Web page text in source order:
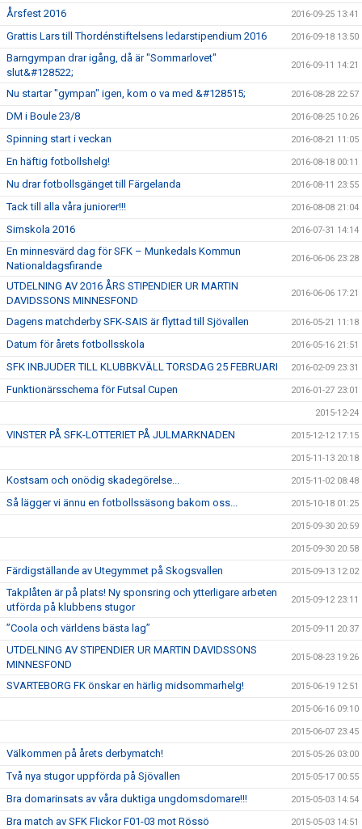
Årsfest 2016 2016-09-25 13:41
Grattis Lars till Thordénstiftelsens ledarstipendium 2016 2016-09-18 13:50
Barngympan drar igång, då är "Sommarlovet"
slut&#128522;
2016-09-11 14:21
Nu startar "gympan" igen, kom o va med &#128515; 2016-08-28 22:57
DM i Boule 23/8 2016-08-25 10:26
Spinning start i veckan 2016-08-21 11:05
En häftig fotbollshelg! 2016-08-18 00:11
Nu drar fotbollsgänget till Färgelanda 2016-08-11 23:55
Tack till alla våra juniorer!!! 2016-08-08 21:04
Simskola 2016 2016-07-31 14:14
En minnesvärd dag för SFK – Munkedals Kommun
Nationaldagsfirande
2016-06-06 23:28
UTDELNING AV 2016 ÅRS STIPENDIER UR MARTIN
DAVIDSSONS MINNESFOND
2016-06-06 17:21
Dagens matchderby SFK-SAIS är flyttad till Sjövallen 2016-05-21 11:18
Datum för årets fotbollsskola 2016-05-16 21:51
SFK INBJUDER TILL KLUBBKVÄLL TORSDAG 25 FEBRUARI 2016-02-09 23:31
Funktionärsschema för Futsal Cupen 2016-01-27 23:01
2015-12-24
VINSTER PÅ SFK-LOTTERIET PÅ JULMARKNADEN 2015-12-12 17:15
2015-11-13 20:18
Kostsam och onödig skadegörelse... 2015-11-02 08:48
Så lägger vi ännu en fotbollssäsong bakom oss... 2015-10-18 01:25
2015-09-30 20:59
2015-09-30 20:58
Färdigställande av Utegymmet på Skogsvallen 2015-09-13 12:02
Takplåten är på plats! Ny sponsring och ytterligare arbeten
utförda på klubbens stugor
2015-09-12 23:11
”Coola och världens bästa lag” 2015-09-11 20:37
UTDELNING AV STIPENDIER UR MARTIN DAVIDSSONS
MINNESFOND
2015-08-23 19:26
SVARTEBORG FK önskar en härlig midsommarhelg! 2015-06-19 12:51
2015-06-16 09:10
2015-06-07 23:45
Välkommen på årets derbymatch! 2015-05-26 03:00
Två nya stugor uppförda på Sjövallen 2015-05-17 00:55
Bra domarinsats av våra duktiga ungdomsdomare!!! 2015-05-03 14:54
Bra match av SFK Flickor F01-03 mot Rössö 2015-05-03 14:51